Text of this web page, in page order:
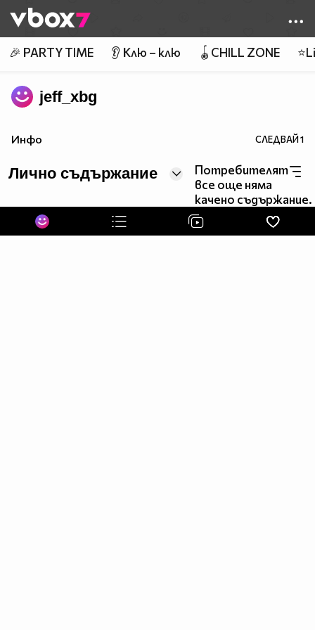
👾
🎉 PARTY TIME 👂 Клю – клю 🪀CHILL ZONE
jeff_xbg
Инфо СЛЕДВАЙ1
Лично съдържание
Потребителят
все още няма
качено съдържание.